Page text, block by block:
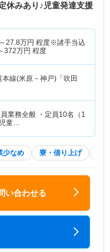
休みあり♪児童発達支援
27.8万円 程度※諸手当込
372万円 程度
本線(米原－神戸)「吹田
業務全般 ・定員10名（1
童…
少なめ 寮・借り上げ
い合わせる